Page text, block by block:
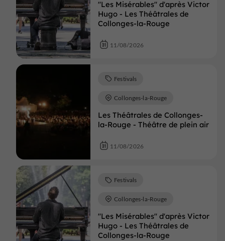
"Les Misérables" d'après Victor
Hugo - Les Théâtrales de
Collonges-la-Rouge
11/08/2026
Les Théâtrales de Collonges-
la-Rouge - Théâtre de plein air
Festivals
Collonges-la-Rouge
11/08/2026
"Les Misérables" d'après Victor
Hugo - Les Théâtrales de
Collonges-la-Rouge
Festivals
Collonges-la-Rouge